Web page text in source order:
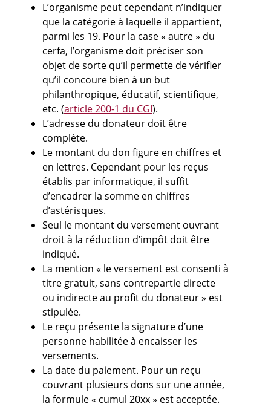
L’organisme peut cependant n’indiquer
que la catégorie à laquelle il appartient,
parmi les 19. Pour la case « autre » du
cerfa, l’organisme doit préciser son
objet de sorte qu’il permette de vérifier
qu’il concoure bien à un but
philanthropique, éducatif, scientifique,
etc. (article 200-1 du CGI).
L’adresse du donateur doit être
complète.
Le montant du don figure en chiffres et
en lettres. Cependant pour les reçus
établis par informatique, il suffit
d’encadrer la somme en chiffres
d’astérisques.
Seul le montant du versement ouvrant
droit à la réduction d’impôt doit être
indiqué.
La mention « le versement est consenti à
titre gratuit, sans contrepartie directe
ou indirecte au profit du donateur » est
stipulée.
Le reçu présente la signature d’une
personne habilitée à encaisser les
versements.
La date du paiement. Pour un reçu
couvrant plusieurs dons sur une année,
la formule « cumul 20xx » est acceptée.